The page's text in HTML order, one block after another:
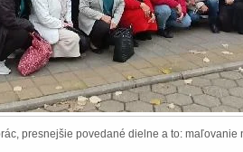
presnejšie povedané dielne a to: maľovanie